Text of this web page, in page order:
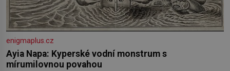
enigmaplus.cz
Ayia Napa: Kyperské vodní monstrum s
mírumilovnou povahou